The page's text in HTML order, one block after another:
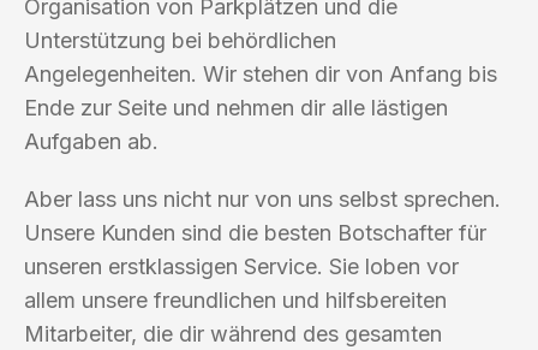
Organisation von Parkplätzen und die
Unterstützung bei behördlichen
Angelegenheiten. Wir stehen dir von Anfang bis
Ende zur Seite und nehmen dir alle lästigen
Aufgaben ab.
Aber lass uns nicht nur von uns selbst sprechen.
Unsere Kunden sind die besten Botschafter für
unseren erstklassigen Service. Sie loben vor
allem unsere freundlichen und hilfsbereiten
Mitarbeiter, die dir während des gesamten